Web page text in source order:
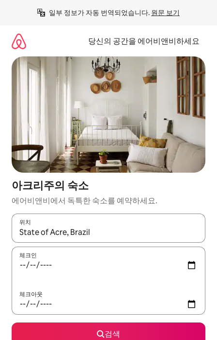
일부 정보가 자동 번역되었습니다. 원문 보기
당신의 공간을 에어비앤비하세요
아크리주의 숙소
에어비앤비에서 독특한 숙소를 예약하세요.
위치
결과가 나오면 위·아래 화살표 키를 사용하거나 터치 또는 스와이
체크인
체크아웃
검색